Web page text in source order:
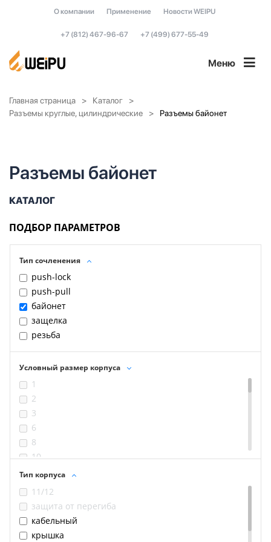
О компании Применение Новости WEIPU
+7 (812) 467-96-67 +7 (499) 677-55-49
Меню
Главная страница
Каталог
Разъемы круглые, цилиндрические
Разъемы байонет
Разъемы байонет
КАТАЛОГ
ПОДБОР ПАРАМЕТРОВ
Тип сочленения
push-lock
push-pull
байонет
защелка
резьба
Условный размер корпуса
1
2
3
6
8
10
11
Тип корпуса
11/12
защита от перегиба
кабельный
крышка